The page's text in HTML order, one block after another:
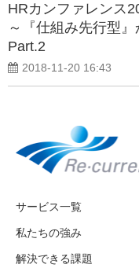
HRカンファレンス
～『仕組み先行型』
Part.2
2018-11-20 16:43
サービス一覧
私たちの強み
解決できる課題